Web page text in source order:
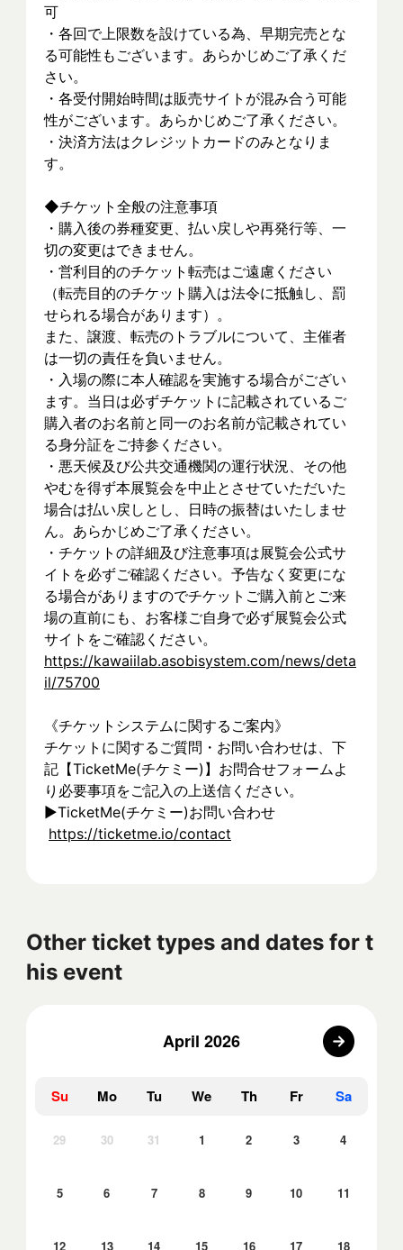
可
・各回で上限数を設けている為、早期完売とな
る可能性もございます。あらかじめご了承くだ
さい。
・各受付開始時間は販売サイトが混み合う可能
性がございます。あらかじめご了承ください。
・決済方法はクレジットカードのみとなりま
す。
◆チケット全般の注意事項
・購入後の券種変更、払い戻しや再発行等、一
切の変更はできません。
・営利目的のチケット転売はご遠慮ください
（転売目的のチケット購入は法令に抵触し、罰
せられる場合があります）。
また、譲渡、転売のトラブルについて、主催者
は一切の責任を負いません。
・入場の際に本人確認を実施する場合がござい
ます。当日は必ずチケットに記載されているご
購入者のお名前と同一のお名前が記載されてい
る身分証をご持参ください。
・悪天候及び公共交通機関の運行状況、その他
やむを得ず本展覧会を中止とさせていただいた
場合は払い戻しとし、日時の振替はいたしませ
ん。あらかじめご了承ください。
・チケットの詳細及び注意事項は展覧会公式サ
イトを必ずご確認ください。予告なく変更にな
る場合がありますのでチケットご購入前とご来
場の直前にも、お客様ご自身で必ず展覧会公式
サイトをご確認ください。
https://kawaiilab.asobisystem.com/news/deta
il/75700
《チケットシステムに関するご案内》
チケットに関するご質問・お問い合わせは、下
記【TicketMe(チケミー)】お問合せフォームよ
り必要事項をご記入の上送信ください。
▶︎TicketMe(チケミー)お問い合わせ
https://ticketme.io/contact
Other ticket types and dates for t
his event
April 2026
Su Mo Tu We Th Fr Sa
29 30 31 1 2 3 4
5 6 7 8 9 10 11
12 13 14 15 16 17 18